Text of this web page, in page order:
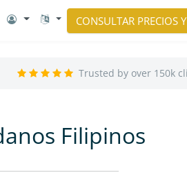
CONSULTAR PRECIOS
Trusted by over 150k
Filipinos